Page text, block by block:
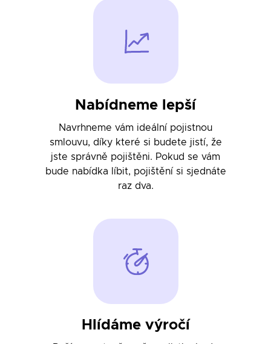
Nabídneme lepší
Navrhneme vám ideální pojistnou
smlouvu, díky které si budete jistí, že
jste správně pojištěni. Pokud se vám
bude nabídka líbit, pojištění si sjednáte
raz dva.
Hlídáme výročí